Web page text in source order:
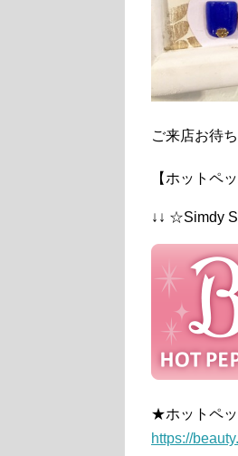
ご来店お待
【ホットペ
↓↓ ☆Simdy
★ホットペッ
https://